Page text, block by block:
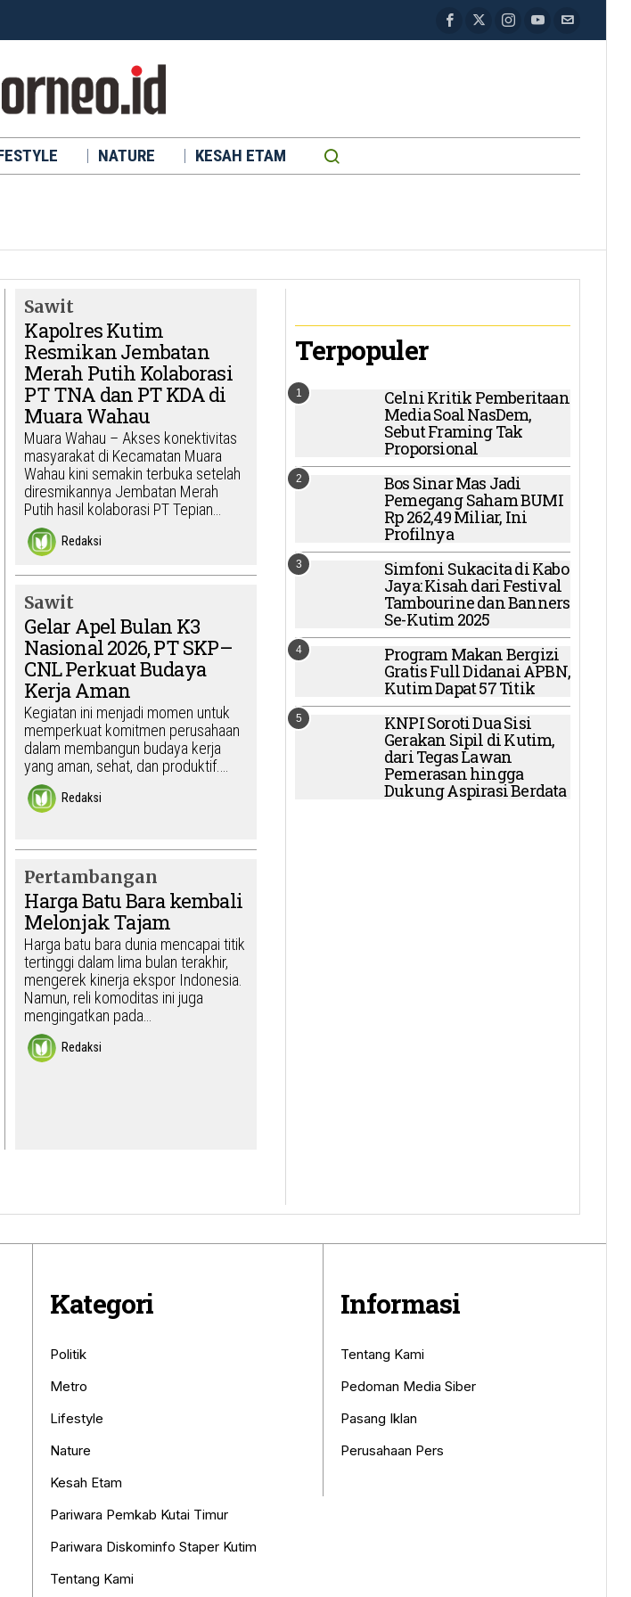
NATURE KESAH ETAM
Sawit
Kapolres Kutim
Resmikan Jembatan
Merah Putih Kolaborasi
PT TNA dan PT KDA di
Muara Wahau
Muara Wahau – Akses konektivitas
masyarakat di Kecamatan Muara
Wahau kini semakin terbuka setelah
diresmikannya Jembatan Merah
Putih hasil kolaborasi PT Tepian…
Redaksi
Sawit
Gelar Apel Bulan K3
Nasional 2026, PT SKP–
CNL Perkuat Budaya
Kerja Aman
Kegiatan ini menjadi momen untuk
memperkuat komitmen perusahaan
dalam membangun budaya kerja
yang aman, sehat, dan produktif.…
Redaksi
Pertambangan
Harga Batu Bara kembali
Melonjak Tajam
Harga batu bara dunia mencapai titik
tertinggi dalam lima bulan terakhir,
mengerek kinerja ekspor Indonesia.
Namun, reli komoditas ini juga
mengingatkan pada…
Redaksi
Terpopuler
1 Celni Kritik Pemberitaan
Media Soal NasDem,
Sebut Framing Tak
Proporsional
2 Bos Sinar Mas Jadi
Pemegang Saham BUMI
Rp 262,49 Miliar, Ini
Profilnya
3 Simfoni Sukacita di Kabo
Jaya: Kisah dari Festival
Tambourine dan Banners
Se-Kutim 2025
4 Program Makan Bergizi
Gratis Full Didanai APBN,
Kutim Dapat 57 Titik
5 KNPI Soroti Dua Sisi
Gerakan Sipil di Kutim,
dari Tegas Lawan
Pemerasan hingga
Dukung Aspirasi Berdata
Kategori
Politik
Metro
Lifestyle
Nature
Kesah Etam
Pariwara Pemkab Kutai Timur
Pariwara Diskominfo Staper Kutim
Tentang Kami
Informasi
Tentang Kami
Pedoman Media Siber
Pasang Iklan
Perusahaan Pers